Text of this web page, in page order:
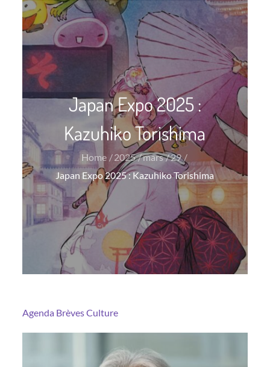
Japan Expo 2025 :
Kazuhiko Torishima
Home 2025 mars
29
Japan Expo 2025 : Kazuhiko Torishima
Agenda BrèvesCulture